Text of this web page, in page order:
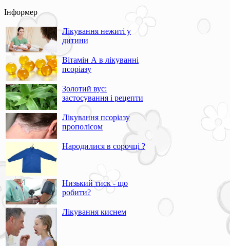
Інформер
Лікування нежиті у
дитини
Вітамін А в лікуванні
псоріазу
Золотий вус:
застосування і рецепти
Лікування псоріазу
прополісом
Народилися в сорочці ?
Низький тиск - що
робити?
Лікування киснем